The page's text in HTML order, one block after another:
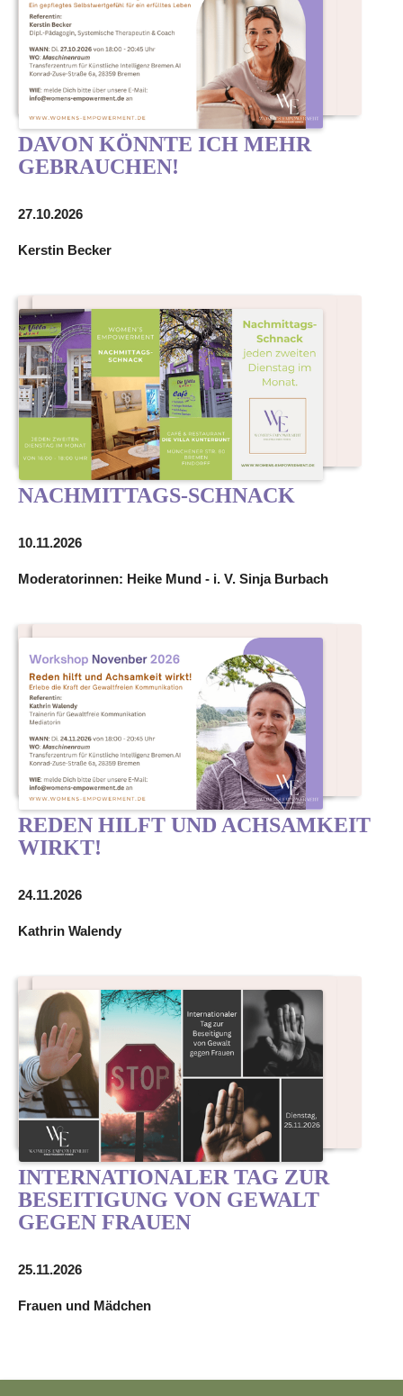
DAVON KÖNNTE ICH MEHR
GEBRAUCHEN!
27.10.2026
Kerstin Becker
NACHMITTAGS-SCHNACK
10.11.2026
Moderatorinnen: Heike Mund - i. V. Sinja Burbach
REDEN HILFT UND ACHSAMKEIT
WIRKT!
24.11.2026
Kathrin Walendy
INTERNATIONALER TAG ZUR
BESEITIGUNG VON GEWALT
GEGEN FRAUEN
25.11.2026
Frauen und Mädchen